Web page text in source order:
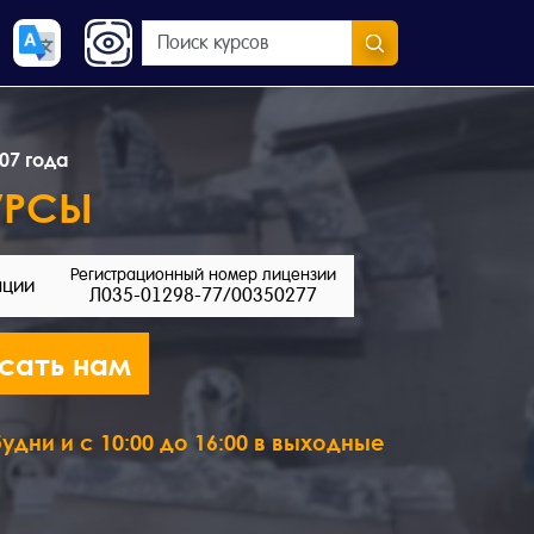
года
Регистрационный номер лицензии
Л035-01298-77/00350277
нам
и с 10:00 до 16:00 в выходные